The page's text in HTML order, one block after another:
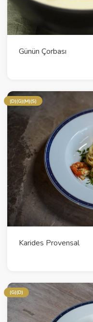
Günün Çorbası
(D)(G)(M)(S)
Karides Provensal
(G)(D)